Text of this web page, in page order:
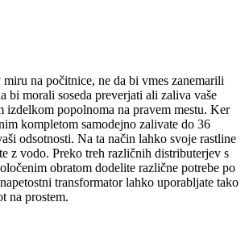
na počitnice, ne da bi vmes zanemarili
bi morali soseda preverjati ali zaliva vaše
izdelkom popolnoma na pravem mestu. Ker
kompletom samodejno zalivate do 36
odsotnosti. Na ta način lahko svoje rastline
z vodo. Preko treh različnih distributerjev s
obratom dodelite različne potrebe po
transformator lahko uporabljate tako
na prostem.